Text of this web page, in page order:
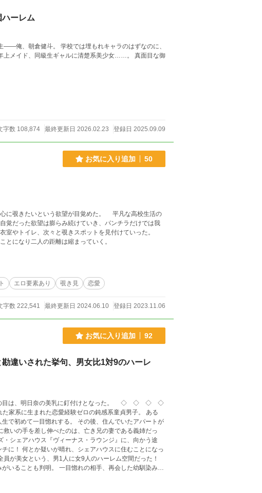
ーレム
埋もれキャラのはずなのに、
ド、同級生ギャルに清楚系美少女……。 真面目な御
字数 108,874 最終更新日 2026.02.23 登録日 2025.09.09
お気に入り追加 50
に覗きたいという欲望が目覚めた。 平凡な高校生活の
覚だった欲望は膨らみ続けていき、パンチラだけでは我
室やトイレ、次々と覗きスポットを見付けていった。
とになり二人の距離は縮まっていく。
エロ要素あり 覗き見 恋愛
字数 222,541 最終更新日 2024.06.10 登録日 2023.11.06
お気に入り追加 92
違いされた挙句、男女比1対9のハーレ
希の目は、明日奈の美乳に釘付けとなった。 ◇ ◇ ◇ ◇
家系に生まれた恋愛経験ゼロの鈍感系童貞男子。 ある
で初めて一目惚れする。 その後、住んでいたアパートが
シェアハウス『ヴィーナス・ラウンジ』に、向かう途
ことになっ
が美女という、男1人に女9人のハーレム空間だった！
の相手、再会した幼馴染み、
、アイドル並みに可愛い実の妹、スリム系美女の大学の